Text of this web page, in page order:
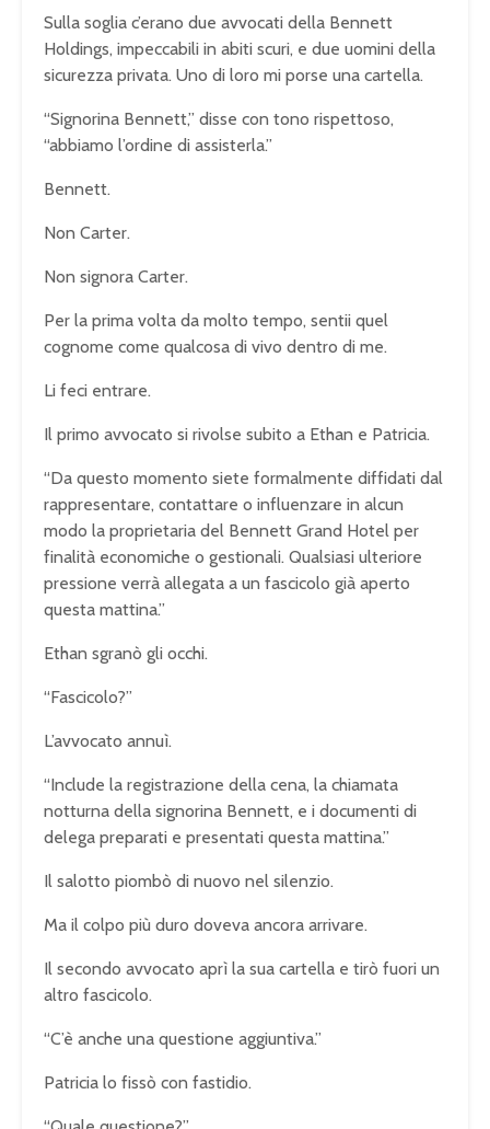
Sulla soglia c’erano due avvocati della Bennett
Holdings, impeccabili in abiti scuri, e due uomini della
sicurezza privata. Uno di loro mi porse una cartella.
“Signorina Bennett,” disse con tono rispettoso,
“abbiamo l’ordine di assisterla.”
Bennett.
Non Carter.
Non signora Carter.
Per la prima volta da molto tempo, sentii quel
cognome come qualcosa di vivo dentro di me.
Li feci entrare.
Il primo avvocato si rivolse subito a Ethan e Patricia.
“Da questo momento siete formalmente diffidati dal
rappresentare, contattare o influenzare in alcun
modo la proprietaria del Bennett Grand Hotel per
finalità economiche o gestionali. Qualsiasi ulteriore
pressione verrà allegata a un fascicolo già aperto
questa mattina.”
Ethan sgranò gli occhi.
“Fascicolo?”
L’avvocato annuì.
“Include la registrazione della cena, la chiamata
notturna della signorina Bennett, e i documenti di
delega preparati e presentati questa mattina.”
Il salotto piombò di nuovo nel silenzio.
Ma il colpo più duro doveva ancora arrivare.
Il secondo avvocato aprì la sua cartella e tirò fuori un
altro fascicolo.
“C’è anche una questione aggiuntiva.”
Patricia lo fissò con fastidio.